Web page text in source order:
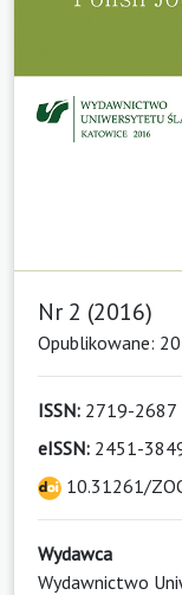
Nr 2 (2016)
Opublikowane:
ISSN: 2719-2687
eISSN: 2451-
10.31261/
Wydawca
Wydawnictwo